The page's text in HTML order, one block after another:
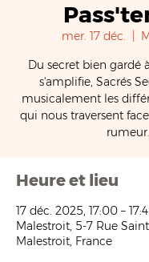
mer. 17 déc.
Du secret bien gardé
s'amplifie, Sacrés
musicalement les
qui nous traversent
rumeur.
Heure et lieu
17 déc. 2025, 17:00 –
Malestroit, 5-7 Rue
Malestroit, France